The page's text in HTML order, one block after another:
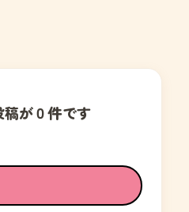
稿が０件です